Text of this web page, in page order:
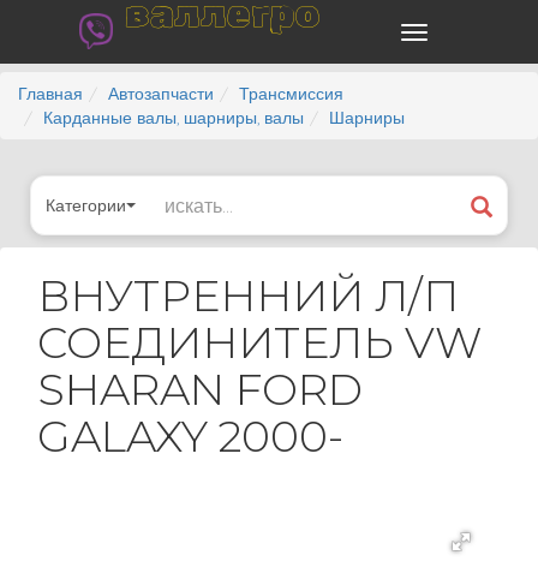
валлегро
Главная Автозапчасти
Трансмиссия
Карданные валы, шарниры, валы
Шарниры
Категории
ВНУТРЕННИЙ Л/П
СОЕДИНИТЕЛЬ VW
SHARAN FORD
GALAXY 2000-